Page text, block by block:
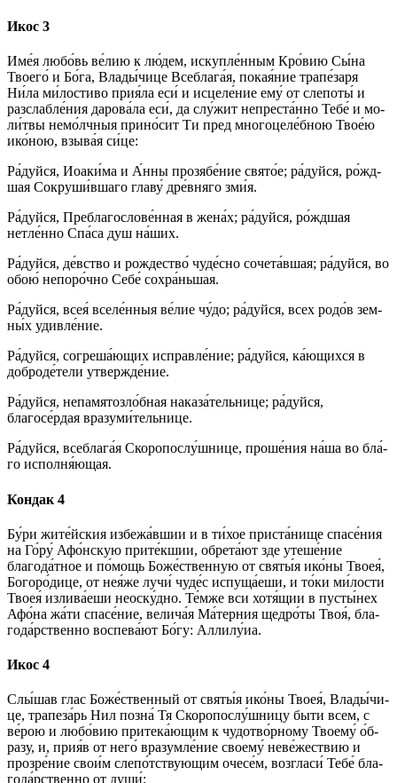
Икос 3
Име́я лю­бо́вь ве́­лию к лю́­дем, искупле́нным Кро́­вию Сы́­на
Тво­его́ и Бо́­га, Вла­ды́­чи­це Всеблага́я, по­кая́­ние трапе́заря
Ни́ла ми́­ло­сти­во прия́ла еси́ и ис­це­ле́­ние ему́ от слепоты́ и
разслабле́ния да­ро­ва́­ла еси́, да слу́жит непреста́нно Те­бе́ и мо­
ли́т­вы немо́лчныя прино́сит Ти пред многоцеле́бною Твое́ю
ико́­ною, взы­ва́я си́­це:
Ра́­дуй­ся, Иоаки́ма и А́нны прозябе́ние свято́е; ра́­дуй­ся, ро́жд­
шая Сокруши́вшаго гла­ву́ дре́в­ня­го зми́я.
Ра́­дуй­ся, Преблагослове́нная в же­на́х; ра́­дуй­ся, ро́жд­шая
нетле́нно Спа́­са душ на́­ших.
Ра́­дуй­ся, де́вство и рождество́ чу­де́с­но сочета́вшая; ра́­дуй­ся, во
обою́ непоро́чно Се­бе́ сохра́ньшая.
Ра́­дуй­ся, всея́ вселе́нныя ве́­лие чу́­до; ра́­дуй­ся, всех ро­до́в зем­
ны́х удив­ле́­ние.
Ра́­дуй­ся, согреша́ющих ис­прав­ле́­ние; ра́­дуй­ся, ка́ю­щих­ся в
доброде́тели утвер­жде́­ние.
Ра́­дуй­ся, непамятозло́бная наказа́тельнице; ра́­дуй­ся,
благосе́рдая вразуми́тельнице.
Ра́­дуй­ся, всеблага́я Скоропослу́шнице, про­ше́­ния на́­ша во бла́­
го исполня́ющая.
Кондак 4
Бу́ри жите́йския избежа́вшии и в ти́­хое при­ста́­ни­ще спа­се́­ния
на Го́ру́ Афо́нскую прите́кшии, обрета́ют зде уте­ше́­ние
благода́тное и по́­мощь Боже́ственную от свя­ты́я ико́­ны Твоея́,
Бо­го­ро́­ди­це, от нея́же лучи́ чу­де́с испуща́еши, и то́­ки ми́­лос­ти
Твоея́ излива́еши не­ос­ку́д­но. Те́м­же вси хотя́щии в пусты́нех
Афо́на жа́ти спа­се́­ние, велича́я Ма́терния щед­ро́­ты Твоя́, бла­
го­да́р­ствен­но вос­пе­ва́­ют Бо́­гу: Алли­лу́иа.
Икос 4
Слы́шав глас Бо­же́ст­вен­ный от свя­ты́я ико́­ны Твоея́, Вла­ды́­чи­
це, трапеза́рь Нил по­зна́ Тя Скоропослу́шницу бы­ти всем, с
ве́­рою и лю­бо́­вию при­те­ка́ю­щим к чудотво́рному Тво­ему́ о́б­
ра­зу, и, прия́в от не­го́ вразумле́ние сво­ему́ неве́жествию и
про­зре́­ние сво­и́м слепо́тствующим оче­се́м, возгласи́ Те­бе́ бла­
го­да́р­ствен­но от ду­ши́: